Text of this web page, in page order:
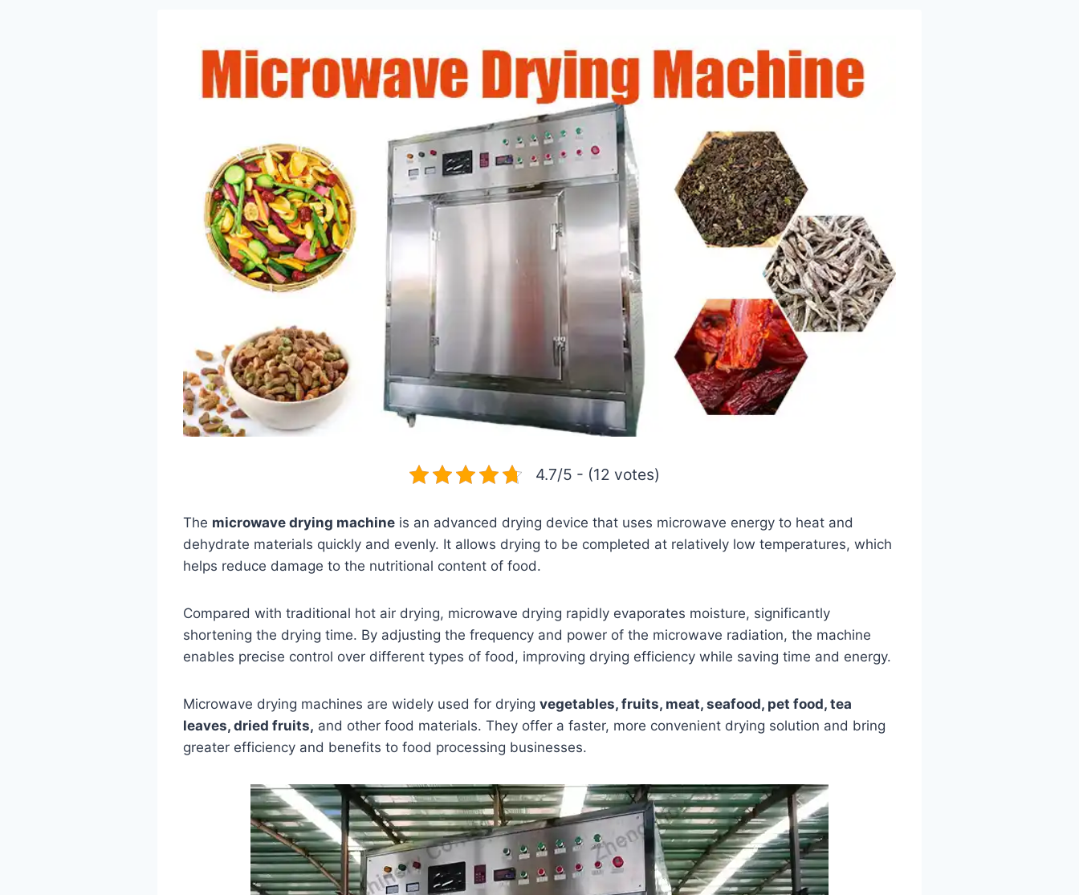
4.7/5 - (12 votes)
The microwave drying machine is an advanced drying device that uses microwave energy to heat and
dehydrate materials quickly and evenly. It allows drying to be completed at relatively low temperatures, which
helps reduce damage to the nutritional content of food.
Compared with traditional hot air drying, microwave drying rapidly evaporates moisture, significantly
shortening the drying time. By adjusting the frequency and power of the microwave radiation, the machine
enables precise control over different types of food, improving drying efficiency while saving time and energy.
Microwave drying machines are widely used for drying vegetables, fruits, meat, seafood, pet food, tea
leaves, dried fruits, and other food materials. They offer a faster, more convenient drying solution and bring
greater efficiency and benefits to food processing businesses.